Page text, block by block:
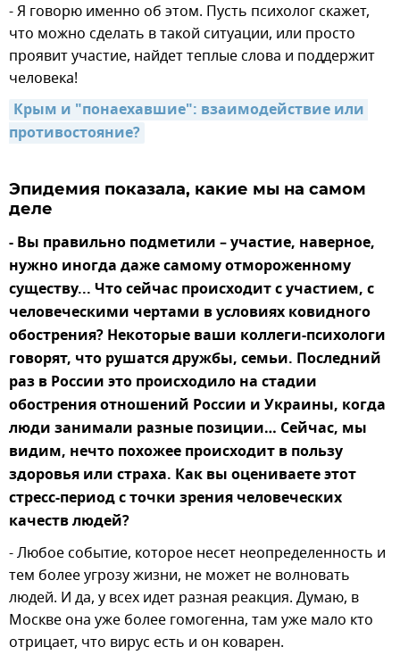
- Я говорю именно об этом. Пусть психолог скажет,
что можно сделать в такой ситуации, или просто
проявит участие, найдет теплые слова и поддержит
человека!
Крым и "понаехавшие": взаимодействие или
противостояние?
Эпидемия показала, какие мы на самом
деле
- Вы правильно подметили – участие, наверное,
нужно иногда даже самому отмороженному
существу... Что сейчас происходит с участием, с
человеческими чертами в условиях ковидного
обострения? Некоторые ваши коллеги-психологи
говорят, что рушатся дружбы, семьи. Последний
раз в России это происходило на стадии
обострения отношений России и Украины, когда
люди занимали разные позиции… Сейчас, мы
видим, нечто похожее происходит в пользу
здоровья или страха. Как вы оцениваете этот
стресс-период с точки зрения человеческих
качеств людей?
- Любое событие, которое несет неопределенность и
тем более угрозу жизни, не может не волновать
людей. И да, у всех идет разная реакция. Думаю, в
Москве она уже более гомогенна, там уже мало кто
отрицает, что вирус есть и он коварен.